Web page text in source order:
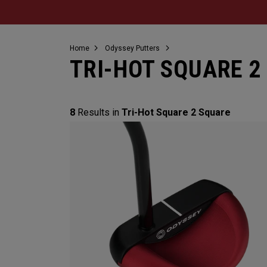
Home Odyssey Putters
TRI-HOT SQUARE 2
8 Results in Tri-Hot Square 2 Square